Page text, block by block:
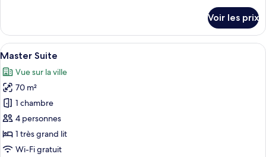
le
type
de
Suite
Junior
Voir les prix
Afficher
toutes
les
photos
pour
ce
type
de
Un salon moderne avec un canapé,
14
Master Suite
Vue sur la ville
70 m²
1 chambre
4 personnes
1 très grand lit
Wi-Fi gratuit